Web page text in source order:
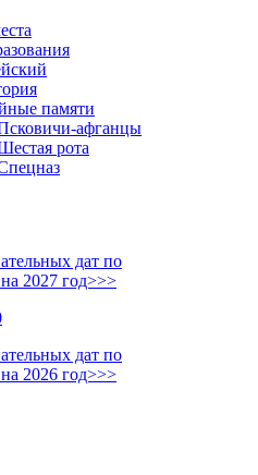
памяти
афганцы
рота
дат по
2027 год>>>
дат по
2026 год>>>